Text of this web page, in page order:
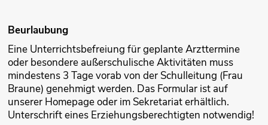
Beurlaubung
Eine Unterrichtsbefreiung für geplante Arzttermine
oder besondere außerschulische Aktivitäten muss
mindestens 3 Tage vorab von der Schulleitung (Frau
Braune) genehmigt werden. Das Formular ist auf
unserer Homepage oder im Sekretariat erhältlich.
Unterschrift eines Erziehungsberechtigten notwendig!